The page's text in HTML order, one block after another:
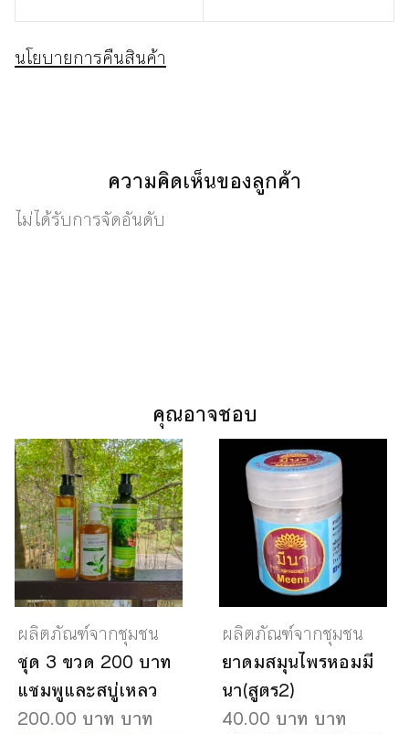
นโยบายการคืนสินค้า
ความคิดเห็นของลูกค้า
ไม่ได้รับการจัดอันดับ
คุณอาจชอบ
ผลิตภัณฑ์จากชุมชน
ชุด 3 ขวด 200 บาท
แชมพูและสบู่เหลว
200.00 บาท บาท
ผลิตภัณฑ์จากชุมชน
ยาดมสมุนไพรหอมมี
นา(สูตร2)
40.00 บาท บาท